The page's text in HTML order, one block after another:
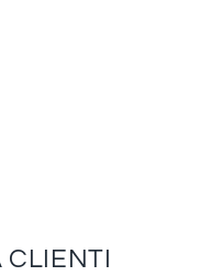
CLIENTI